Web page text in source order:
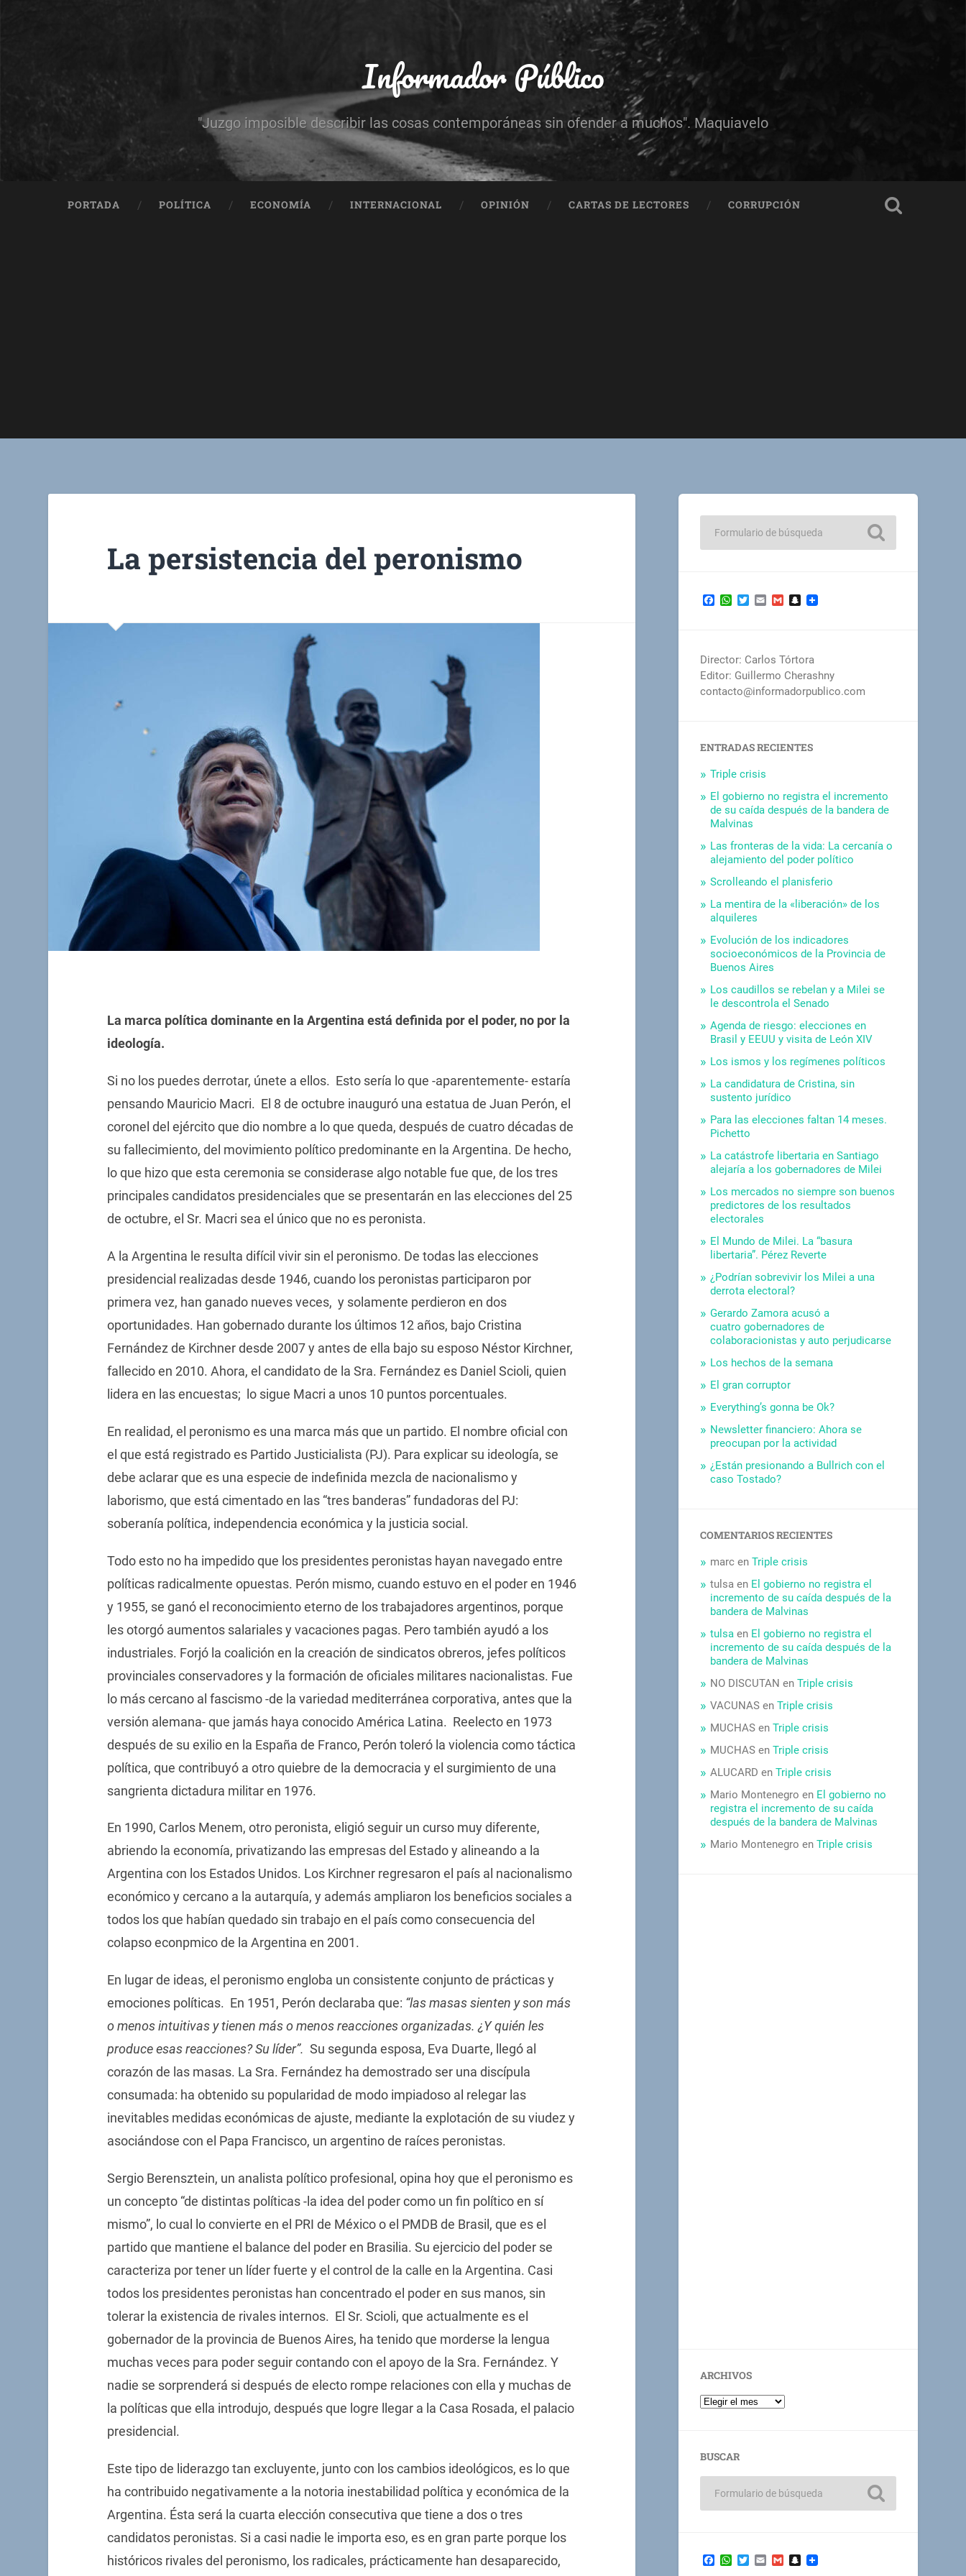
Informador Público
"Juzgo imposible describir las cosas contemporáneas sin ofender a muchos". Maquiavelo
PORTADA POLÍTICA ECONOMÍA INTERNACIONAL OPINIÓN CARTAS DE LECTORES CORRUPCIÓN
La persistencia del peronismo
La marca política dominante en la Argentina está definida por el poder, no por la
ideología.
Si no los puedes derrotar, únete a ellos. Esto sería lo que -aparentemente- estaría
pensando Mauricio Macri. El 8 de octubre inauguró una estatua de Juan Perón, el
coronel del ejército que dio nombre a lo que queda, después de cuatro décadas de
su fallecimiento, del movimiento político predominante en la Argentina. De hecho,
lo que hizo que esta ceremonia se considerase algo notable fue que, de los tres
principales candidatos presidenciales que se presentarán en las elecciones del 25
de octubre, el Sr. Macri sea el único que no es peronista.
A la Argentina le resulta difícil vivir sin el peronismo. De todas las elecciones
presidencial realizadas desde 1946, cuando los peronistas participaron por
primera vez, han ganado nueves veces, y solamente perdieron en dos
oportunidades. Han gobernado durante los últimos 12 años, bajo Cristina
Fernández de Kirchner desde 2007 y antes de ella bajo su esposo Néstor Kirchner,
fallecido en 2010. Ahora, el candidato de la Sra. Fernández es Daniel Scioli, quien
lidera en las encuestas; lo sigue Macri a unos 10 puntos porcentuales.
En realidad, el peronismo es una marca más que un partido. El nombre oficial con
el que está registrado es Partido Justicialista (PJ). Para explicar su ideología, se
debe aclarar que es una especie de indefinida mezcla de nacionalismo y
laborismo, que está cimentado en las “tres banderas” fundadoras del PJ:
soberanía política, independencia económica y la justicia social.
Todo esto no ha impedido que los presidentes peronistas hayan navegado entre
políticas radicalmente opuestas. Perón mismo, cuando estuvo en el poder en 1946
y 1955, se ganó el reconocimiento eterno de los trabajadores argentinos, porque
les otorgó aumentos salariales y vacaciones pagas. Pero también ayudó a los
industriales. Forjó la coalición en la creación de sindicatos obreros, jefes políticos
provinciales conservadores y la formación de oficiales militares nacionalistas. Fue
lo más cercano al fascismo -de la variedad mediterránea corporativa, antes que la
versión alemana- que jamás haya conocido América Latina. Reelecto en 1973
después de su exilio en la España de Franco, Perón toleró la violencia como táctica
política, que contribuyó a otro quiebre de la democracia y el surgimiento de una
sangrienta dictadura militar en 1976.
En 1990, Carlos Menem, otro peronista, eligió seguir un curso muy diferente,
abriendo la economía, privatizando las empresas del Estado y alineando a la
Argentina con los Estados Unidos. Los Kirchner regresaron el país al nacionalismo
económico y cercano a la autarquía, y además ampliaron los beneficios sociales a
todos los que habían quedado sin trabajo en el país como consecuencia del
colapso econpmico de la Argentina en 2001.
En lugar de ideas, el peronismo engloba un consistente conjunto de prácticas y
emociones políticas. En 1951, Perón declaraba que: “las masas sienten y son más
o menos intuitivas y tienen más o menos reacciones organizadas. ¿Y quién les
produce esas reacciones? Su líder”. Su segunda esposa, Eva Duarte, llegó al
corazón de las masas. La Sra. Fernández ha demostrado ser una discípula
consumada: ha obtenido su popularidad de modo impiadoso al relegar las
inevitables medidas económicas de ajuste, mediante la explotación de su viudez y
asociándose con el Papa Francisco, un argentino de raíces peronistas.
Sergio Berensztein, un analista político profesional, opina hoy que el peronismo es
un concepto “de distintas políticas -la idea del poder como un fin político en sí
mismo”, lo cual lo convierte en el PRI de México o el PMDB de Brasil, que es el
partido que mantiene el balance del poder en Brasilia. Su ejercicio del poder se
caracteriza por tener un líder fuerte y el control de la calle en la Argentina. Casi
todos los presidentes peronistas han concentrado el poder en sus manos, sin
tolerar la existencia de rivales internos. El Sr. Scioli, que actualmente es el
gobernador de la provincia de Buenos Aires, ha tenido que morderse la lengua
muchas veces para poder seguir contando con el apoyo de la Sra. Fernández. Y
nadie se sorprenderá si después de electo rompe relaciones con ella y muchas de
la políticas que ella introdujo, después que logre llegar a la Casa Rosada, el palacio
presidencial.
Este tipo de liderazgo tan excluyente, junto con los cambios ideológicos, es lo que
ha contribuido negativamente a la notoria inestabilidad política y económica de la
Argentina. Ésta será la cuarta elección consecutiva que tiene a dos o tres
candidatos peronistas. Si a casi nadie le importa eso, es en gran parte porque los
históricos rivales del peronismo, los radicales, prácticamente han desaparecido,
Facebook
WhatsApp
TwitterEmailGmailSnapchat
Director: Carlos Tórtora
Editor: Guillermo Cherashny
contacto@informadorpublico.com
ENTRADAS RECIENTES
Triple crisis
El gobierno no registra el incremento
de su caída después de la bandera de
Malvinas
Las fronteras de la vida: La cercanía o
alejamiento del poder político
Scrolleando el planisferio
La mentira de la «liberación» de los
alquileres
Evolución de los indicadores
socioeconómicos de la Provincia de
Buenos Aires
Los caudillos se rebelan y a Milei se
le descontrola el Senado
Agenda de riesgo: elecciones en
Brasil y EEUU y visita de León XIV
Los ismos y los regímenes políticos
La candidatura de Cristina, sin
sustento jurídico
Para las elecciones faltan 14 meses.
Pichetto
La catástrofe libertaria en Santiago
alejaría a los gobernadores de Milei
Los mercados no siempre son buenos
predictores de los resultados
electorales
El Mundo de Milei. La “basura
libertaria”. Pérez Reverte
¿Podrían sobrevivir los Milei a una
derrota electoral?
Gerardo Zamora acusó a
cuatro gobernadores de
colaboracionistas y auto perjudicarse
Los hechos de la semana
El gran corruptor
Everything’s gonna be Ok?
Newsletter financiero: Ahora se
preocupan por la actividad
¿Están presionando a Bullrich con el
caso Tostado?
COMENTARIOS RECIENTES
marc enTriple crisis
tulsa en El gobierno no registra el
incremento de su caída después de la
bandera de Malvinas
tulsa en El gobierno no registra el
incremento de su caída después de la
bandera de Malvinas
NO DISCUTAN enTriple crisis
VACUNAS enTriple crisis
MUCHAS enTriple crisis
MUCHAS enTriple crisis
ALUCARD enTriple crisis
Mario Montenegro en El gobierno no
registra el incremento de su caída
después de la bandera de Malvinas
Mario Montenegro enTriple crisis
ARCHIVOS
BUSCAR
Facebook
WhatsApp
TwitterEmailGmailSnapchat